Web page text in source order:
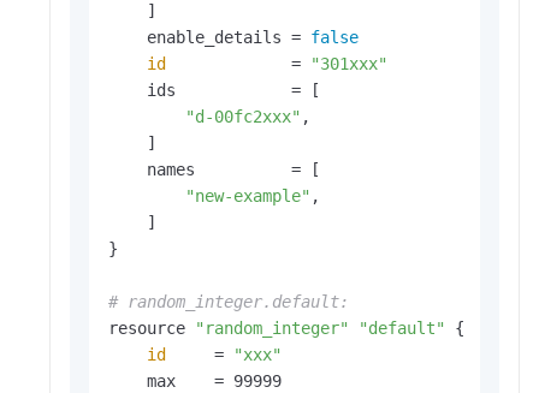
    ]
    enable_details =
false
id
             =
"301xxx"
    ids            = [
"d-00fc2xxx" ,
    ]
    names          = [
"new-example" ,
    ]
}
# random_integer.default:
resource
"random_integer" "default"
{
id
     =
"xxx"
    max    = 99999